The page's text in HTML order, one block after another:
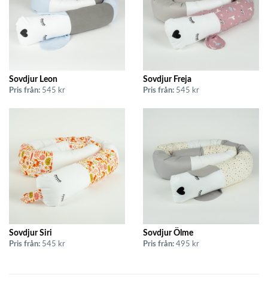
Sovdjur Leon
Pris från: 545 kr
Sovdjur Freja
Pris från: 545 kr
Sovdjur Siri
Pris från: 545 kr
Sovdjur Ölme
Pris från: 495 kr